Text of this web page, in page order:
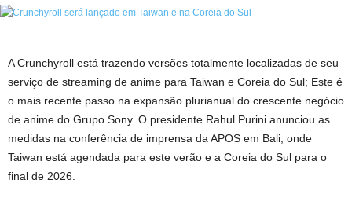
A Crunchyroll está trazendo versões totalmente localizadas de seu
serviço de streaming de anime para Taiwan e Coreia do Sul; Este é
o mais recente passo na expansão plurianual do crescente negócio
de anime do Grupo Sony. O presidente Rahul Purini anunciou as
medidas na conferência de imprensa da APOS em Bali, onde
Taiwan está agendada para este verão e a Coreia do Sul para o
final de 2026.